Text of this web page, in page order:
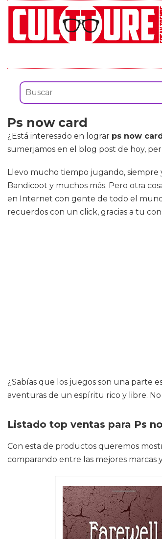
Ps now card
¿Está interesado en lograr ps now
sumerjamos en el blog post de hoy,
Llevo mucho tiempo jugando, siempre
Bandicoot y muchos más. Pero otra
en Internet con gente de todo el
recuerdos con un click, gracias a tu
¿Sabías que los juegos son una parte
aventuras de un espíritu rico y libre.
Listado top ventas para Ps
Con esta de productos queremos
comparando entre las mejores marcas